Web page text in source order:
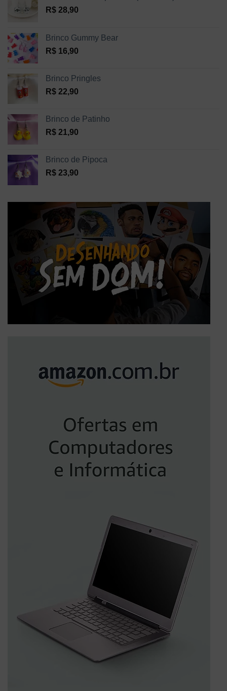
R$ 28,90
Brinco Gummy Bear
R$ 16,90
Brinco Pringles
R$ 22,90
Brinco de Patinho
R$ 21,90
Brinco de Pipoca
R$ 23,90